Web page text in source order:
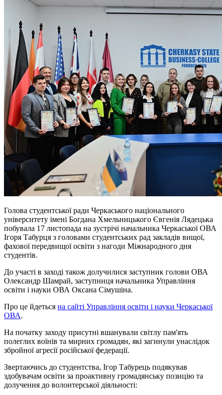
Голова студентської ради Черкаського національного
університету імені Богдана Хмельницького Євгенія Лядецька
побувала 17 листопада на зустрічі начальника Черкаської ОВА
Ігоря Табурця з головами студентських рад закладів вищої,
фахової передвищої освіти з нагоди Міжнародного дня
студентів.
До участі в заході також долучилися заступник голови ОВА
Олександр Шамрай, заступниця начальника Управління
освіти і науки ОВА Оксана Сімушіна.
Про це йдеться на сайті Управління освіти і науки Черкаської
ОВА.
На початку заходу присутні вшанували світлу пам'ять
полеглих воїнів та мирних громадян, які загинули унаслідок
збройної агресії російської федерації.
Звертаючись до студентства, Ігор Табурець подякував
здобувачам освіти за проактивну громадянську позицію та
долучення до волонтерської діяльності: